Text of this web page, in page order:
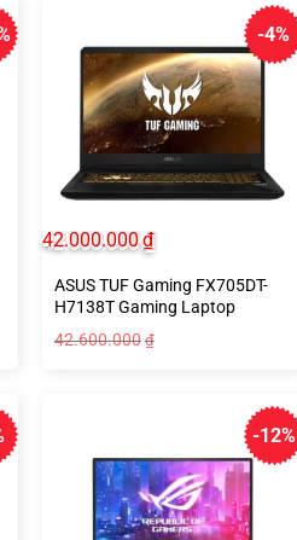
-4%
ASUS TUF Gaming FX705DT-
H7138T Gaming Laptop
42.600.000 ₫
42.000.000₫
-12%